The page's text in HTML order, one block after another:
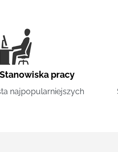
Stanowiska pracy
najpopularniejszych